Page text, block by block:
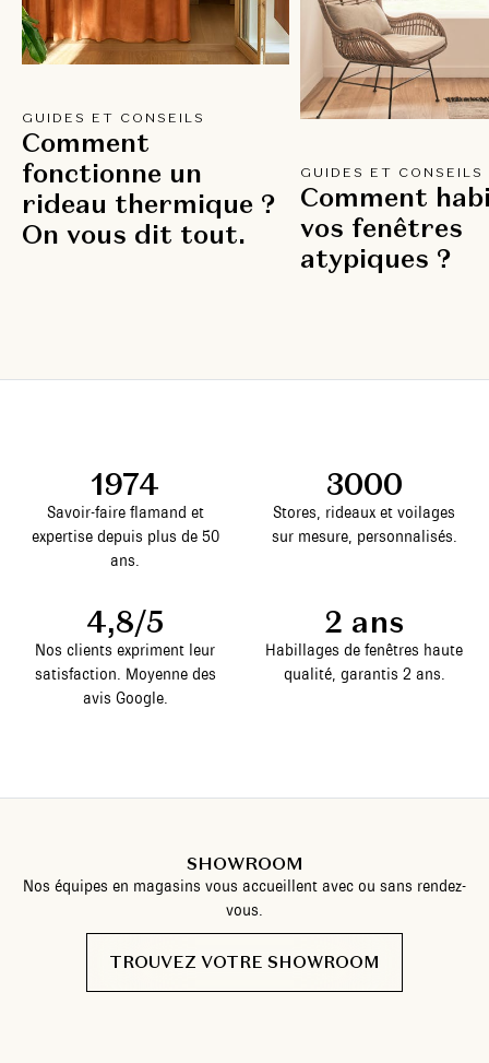
GUIDES ET CONSEILS
Comment
fonctionne un
rideau thermique ?
On vous dit tout.
GUIDES ET CONSEILS
Comment
vos fenêtres
atypiques ?
1974
Savoir-faire flamand et
expertise depuis plus de 50
ans.
3000
Stores, rideaux et voilages
sur mesure, personnalisés.
4,8/5
Nos clients expriment leur
satisfaction. Moyenne des
avis Google.
2 ans
Habillages de fenêtres haute
qualité, garantis 2 ans.
SHOWROOM
Nos équipes en magasins vous accueillent avec ou sans rendez-
vous.
TROUVEZ VOTRE SHOWROOM